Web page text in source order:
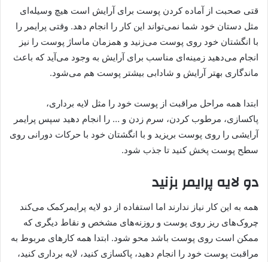
قتی صحبت از آماده کردن پوست برای آرایش است هیچ وسیله‌ای
مثل دستان خود شما نمی‌تواند این کار را انجام دهد. وقتی پرایمر را
با انگشتان خود روی پوست می‌زنید و همزمان ماساژ پوست را نیز
انجام می‌دهید زمینه‌ای مناسب برای آرایش به وجود می‌آید که باعث
ماندگاری بهتر آرایش و شادابی بیشتر پوست هم می‌شود.
ابتدا همه مراحل مراقبت از پوست خود را مثل لایه برداری،
پاکسازی، مرطوب کردن، سرم زدن و … را انجام دهید سپس پرایمر
آرایشی را روی پوست بریزید و با انگشتان خود با حرکات دورانی روی
سطح پوست پخش کنید تا جذب شود.
دو لایه پرایمر بزنید
همه به این کار نیاز ندارند اما استفاده از دو لایه پرایمرکمک می‌کند
چروک‌های ریز روی پوست و روزنه‌های مشخص و نقاط دیگری که
ممکن است روی پوست باشد محو شود. ابتدا همه کارهای مربوط به
مراقبت پوست خود را انجام دهید، پاکسازی کنید، لایه برداری کنید،